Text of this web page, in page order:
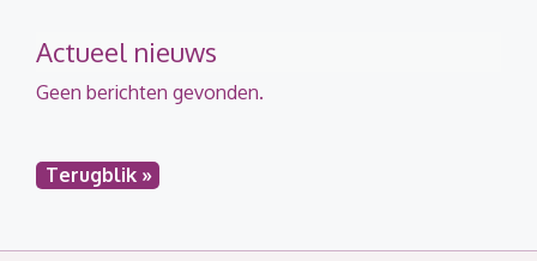
Actueel nieuws
Geen berichten gevonden.
Terugblik »